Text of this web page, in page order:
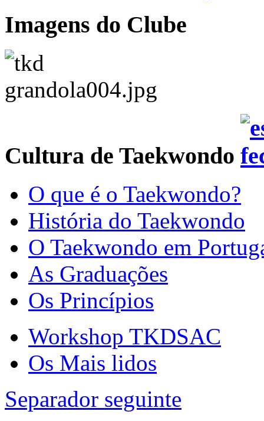
Imagens do Clube
Cultura de Taekwondo
O que é o Taekwondo?
História do Taekwondo
O Taekwondo em
As Graduações
Os Princípios
Workshop TKDSAC
Os Mais lidos
Separador seguinte